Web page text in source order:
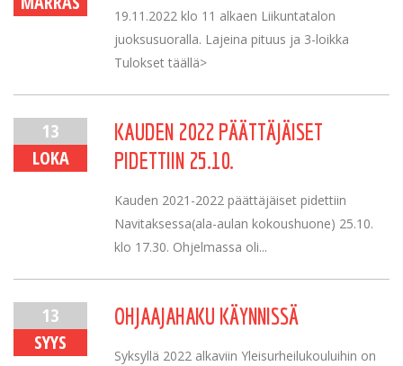
19.11.2022 klo 11 alkaen Liikuntatalon
juoksusuoralla. Lajeina pituus ja 3-loikka
Tulokset täällä>
13
LOKA
KAUDEN 2022 PÄÄTTÄJÄISET
PIDETTIIN 25.10.
Kauden 2021-2022 päättäjäiset pidettiin
Navitaksessa(ala-aulan kokoushuone) 25.10.
klo 17.30. Ohjelmassa oli...
13
SYYS
OHJAAJAHAKU KÄYNNISSÄ
Syksyllä 2022 alkaviin Yleisurheilukouluihin on